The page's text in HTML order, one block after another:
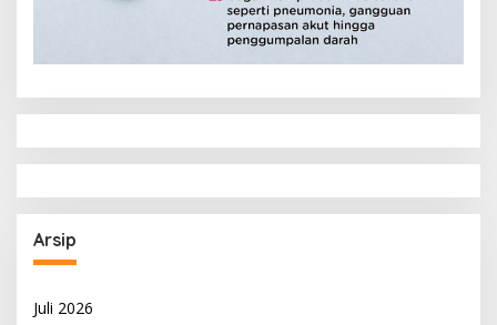
Arsip
Juli 2026